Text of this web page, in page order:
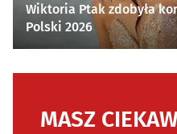
Wiktoria Ptak zdobyła
Polski 2026
MASZ